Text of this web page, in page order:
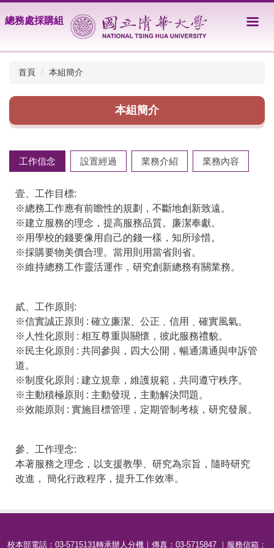
到
總務處採購組
首頁 本組簡介
本組簡介
工作信念 設置經過 業務介紹 業務內容
壹、工作目標:
※總務工作應有前瞻性的規劃，不斷地創新致遠。
※建立服務的理念，提高服務品質。廉潔奉獻。
※用學校的錢要像用自己的錢一樣，知所珍惜。
※採購要物美價合理。當用則用當省則省。
※維持總務工作靈活運作，研究創新總務有關業務。
貳、工作原則:
※信實誠正原則 : 確立廉潔、公正﹑信用﹑確實風氣。
※人性化原則 : 相互尊重與關懷，彼此服務禮貌。
※民主化原則 : 共同參與，四大公開，暢通溝通與申訴管
道。
※制度化原則 : 建立規章，維護規範，共同遵守秩序。
※主動積極原則 : 主動發現，主動解決問題。
※效能原則 : 實施目標管理，定期管制考核，研究發展。
參、工作理念:
本著服務之理念，以支援教學、研究為宗旨，隨時研究
改進， 簡化行政程序，提升工作效率。
校本部電話：03-5715131轉承辦人分機｜傳真：03-5715847 ｜服務信箱：